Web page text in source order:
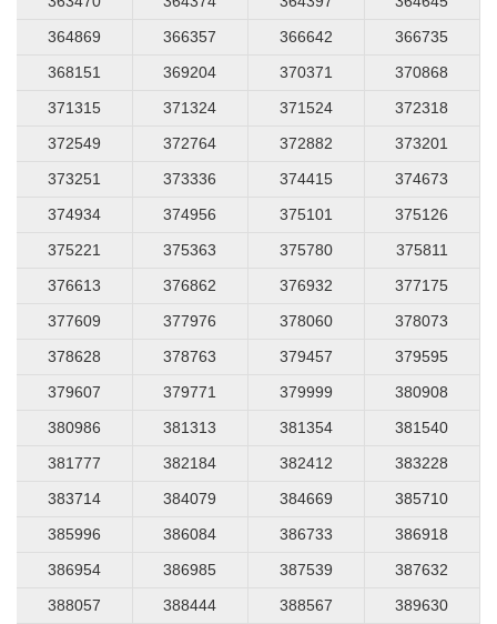
364869
366357 366642
366735
368151
369204 370371
370868
371315
371324 371524
372318
372549
372764 372882
373201
373251
373336 374415
374673
374934
374956 375101
375126
375221
375363 375780
375811
376613
376862 376932
377175
377609
377976 378060
378073
378628
378763 379457
379595
379607
379771 379999
380908
380986
381313 381354
381540
381777
382184 382412
383228
383714
384079 384669
385710
385996
386084 386733
386918
386954
386985 387539
387632
388057
388444 388567
389630